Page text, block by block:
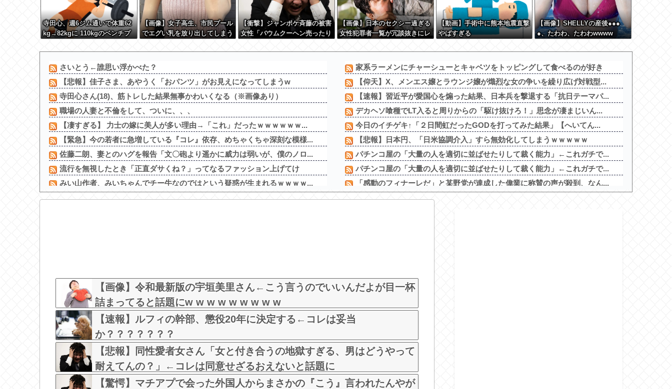
寺田心、週6ジム通いで体重62
kg→82kgに 110kgのベンチプ
【画像】女子高生、市民プール
でエグい乳を放り出してしまう
【衝撃】ジャンポケ斉藤の被害
女性「バウムクーヘン売ったり
たから示談しなかった」←コレ
【画像】日本のセクシー過ぎる
女性犯罪者一覧が冗談抜きにレ
w w w
【動画】手術中に熊本地震直撃
やばすぎる
【画像】SHELLYの産後●●●
●、たわわ、たわわwwww
さいとう←誰思い浮かべた？
【悲報】佳子さま、あやうく「おパンツ」がお見えになってしまうw
寺田心さん(18)、筋トレした結果無事かわいくなる（※画像あり）
職場の人妻と不倫をして、ついに、、、
【凄すぎる】 力士の嫁に美人が多い理由→「これ」だったｗｗｗｗｗｗ...
【緊急】今の若者に急増している『コレ』依存、めちゃくちゃ深刻な模様...
佐藤二朗、妻とのハグを報告「文〇砲より遥かに威力は弱いが、僕のノロ...
流行を無視したとき「正直ダサくね？」ってなるファッション上げてけ
みい山作者、みいちゃんでチー牛なのではという疑惑が生まれるｗｗｗｗ...
寺田心、週6ジム通いで体重62kg→82kgに 110kgのベンチ...
【画像】大物YouTuber、AVと間違われて海外でバズるw
家系ラーメンにチャーシューとキャベツをトッピングして食べるのが好き
【仰天】X、メンエス嬢とラウンジ嬢が熾烈な女の争いを繰り広げ対戦型...
【速報】習近平が愛国心を煽った結果、日本兵を撃退する「抗日テーマパ...
デカヘソ喰種でLT入ると周りからの「駆け抜けろ！」思念が凄まじいん...
今日のイチゲキ↑「２日間虹だったGODを打ってみた結果」【へいてん...
【悲報】日本円、「日米協調介入」すら無効化してしまうｗｗｗｗｗ
パチンコ屋の「大量の人を適切に並ばせたりして裁く能力」←これガチで...
パチンコ屋の「大量の人を適切に並ばせたりして裁く能力」←これガチで...
「感動のフィナーレだ」と某野党が達成した偉業に称賛の声が殺到、なん...
今シーズン ソフトバンクに8勝3敗だった西武ライオンズさん 気が付...
【画像】令和最新版の宇垣美里さん←こう言うのでいいんだよが目一杯
詰まってると話題にw w w w w w w w w
【速報】ルフィの幹部、懲役20年に決定する←コレは妥当
か？？？？？？？
【悲報】同性愛者女さん「女と付き合うの地獄すぎる、男はどうやって
耐えてんの？」←コレは同意せざるおえないと話題に
【驚愕】マチアプで会った外国人からまさかの『こう』言われたんやが